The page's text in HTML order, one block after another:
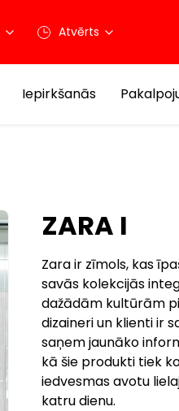
Atvērts
Iepirkšanās
ZARA I
Zara ir zīmols, kas
savās kolekcijās
dažādām kultūrām
dizaineri un klienti ir
saņem jaunāko
kā šie produkti tiek
iedvesmas avotu
katru dienu.